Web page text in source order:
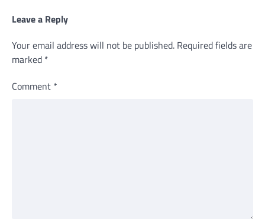
Leave a Reply
Your email address will not be published. Required fields are
marked *
Comment *